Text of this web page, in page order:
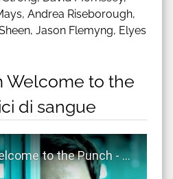
Andrea Riseborough,
Jason Flemyng, Elyes
Welcome to the
di sangue
Welcome to the Punch -